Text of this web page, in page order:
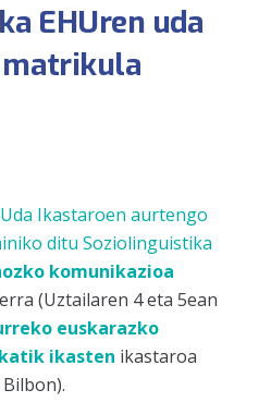
EHUren uda
Ikastaroen aurtengo
ditu Soziolinguistika
komunikazioa
(Uztailaren 4 eta 5ean
euskarazko
ikasten ikastaroa